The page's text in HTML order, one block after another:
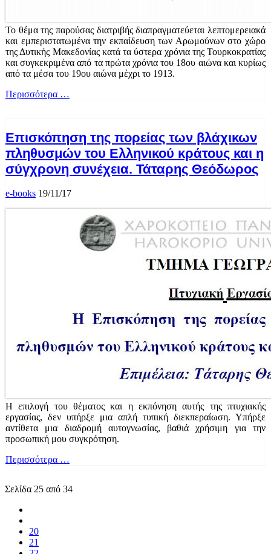
Το θέμα της παρούσας διατριβής διαπραγματεύεται λεπτομερειακά
και εμπεριστατωμένα την εκπαίδευση των Αρωμούνων στο χώρο
της Δυτικής Μακεδονίας κατά τα ύστερα χρόνια της Τουρκοκρατίας
και συγκεκριμένα από τα πρώτα χρόνια του 18ου αιώνα και κυρίως
από τα μέσα του 19ου αιώνα μέχρι το 1913.
Περισσότερα …
Επισκόπηση της πορείας των βλάχικων
πληθυσμών του Ελληνικού κράτους και η
σύγχρονη συνέχεια. Τάταρης Θεόδωρος
e-books 19/11/17
Η επιλογή του θέματος και η εκπόνηση αυτής της πτυχιακής
εργασίας, δεν υπήρξε μια απλή τυπική διεκπεραίωση. Υπήρξε
αντίθετα μια διαδρομή αυτογνωσίας, βαθιά χρήσιμη για την
προσωπική μου συγκρότηση.
Περισσότερα …
Σελίδα 25 από 34
20
21